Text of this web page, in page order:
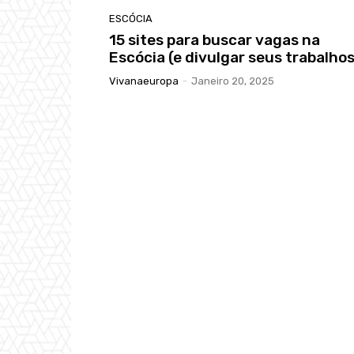
ESCÓCIA
15 sites para buscar vagas na
Escócia (e divulgar seus
Vivanaeuropa - Janeiro 20, 2025